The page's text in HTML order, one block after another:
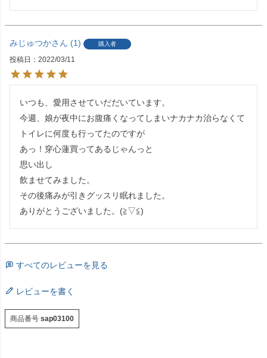
みじゅつか 1 購入者
投稿日 2022/03/11
いつも、愛用させていだだいています。
今週、娘が夜中にお腹痛くなってしまいナカナカ治らなくて
トイレに何度も行ってたのですが
あっ！穿心蓮買ってあるじゃんっと
思い出し
飲ませてみました。
その後痛みが引きグッスリ眠れました。
ありがとうございました。(≧▽≦)
すべてのレビューを見る
レビューを書く
商品番号 sap03100